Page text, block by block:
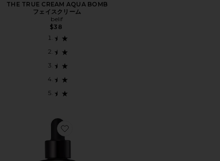
THE TRUE CREAM AQUA BOMB
フェイスクリーム
belif
$38
Favorite AQUA BOMB HYALUCID 11% SERUM 美容液